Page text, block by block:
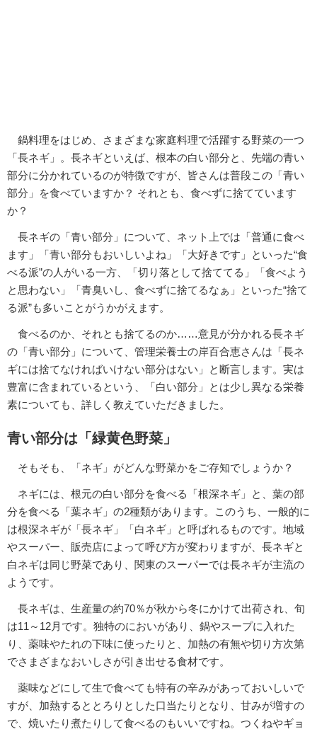
鍋料理をはじめ、さまざまな家庭料理で活躍する野菜の一つ
「長ネギ」。長ネギといえば、根本の白い部分と、先端の青い
部分に分かれているのが特徴ですが、皆さんは普段この「青い
部分」を食べていますか？ それとも、食べずに捨てています
か？
長ネギの「青い部分」について、ネット上では「普通に食べ
ます」「青い部分もおいしいよね」「大好きです」といった“食
べる派”の人がいる一方、「切り落として捨ててる」「食べよう
と思わない」「青臭いし、食べずに捨てるなぁ」といった“捨て
る派”も多いことがうかがえます。
食べるのか、それとも捨てるのか……意見が分かれる長ネギ
の「青い部分」について、管理栄養士の岸百合恵さんは「長ネ
ギには捨てなければいけない部分はない」と断言します。実は
豊富に含まれているという、「白い部分」とは少し異なる栄養
素についても、詳しく教えていただきました。
青い部分は「緑黄色野菜」
そもそも、「ネギ」がどんな野菜かをご存知でしょうか？
ネギには、根元の白い部分を食べる「根深ネギ」と、葉の部
分を食べる「葉ネギ」の2種類があります。このうち、一般的に
は根深ネギが「長ネギ」「白ネギ」と呼ばれるものです。地域
やスーパー、販売店によって呼び方が変わりますが、長ネギと
白ネギは同じ野菜であり、関東のスーパーでは長ネギが主流の
ようです。
長ネギは、生産量の約70％が秋から冬にかけて出荷され、旬
は11～12月です。独特のにおいがあり、鍋やスープに入れた
り、薬味やたれの下味に使ったりと、加熱の有無や切り方次第
でさまざまなおいしさが引き出せる食材です。
薬味などにして生で食べても特有の辛みがあっておいしいで
すが、加熱するととろりとした口当たりとなり、甘みが増すの
で、焼いたり煮たりして食べるのもいいですね。つくねやギョ